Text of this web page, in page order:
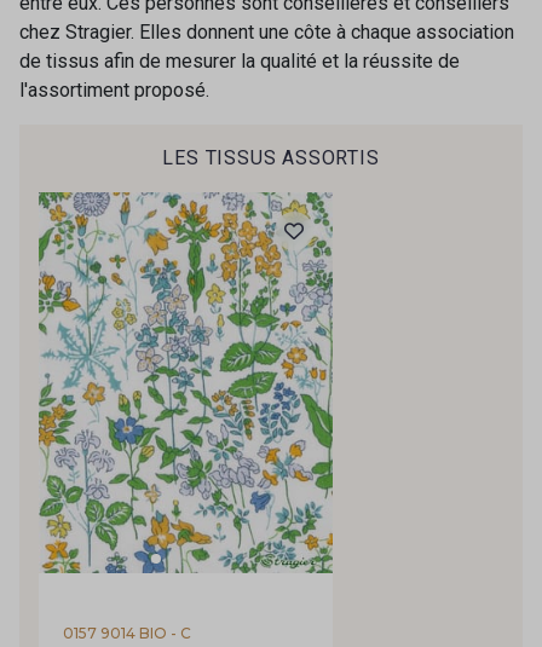
chez Stragier. Elles donnent une côte à chaque association
de tissus afin de mesurer la qualité et la réussite de
l'assortiment proposé.
LES TISSUS ASSORTIS
0157 9014 BIO - C
Cadeau : 10% offerts sur votre
commande !
Pour vous, couture rime avec détente ?
Vous aimez les beaux tissus ?
Recevez chaque semaine un clin d’œil rempli de
nouveautés, d’inspirations et de promotions.